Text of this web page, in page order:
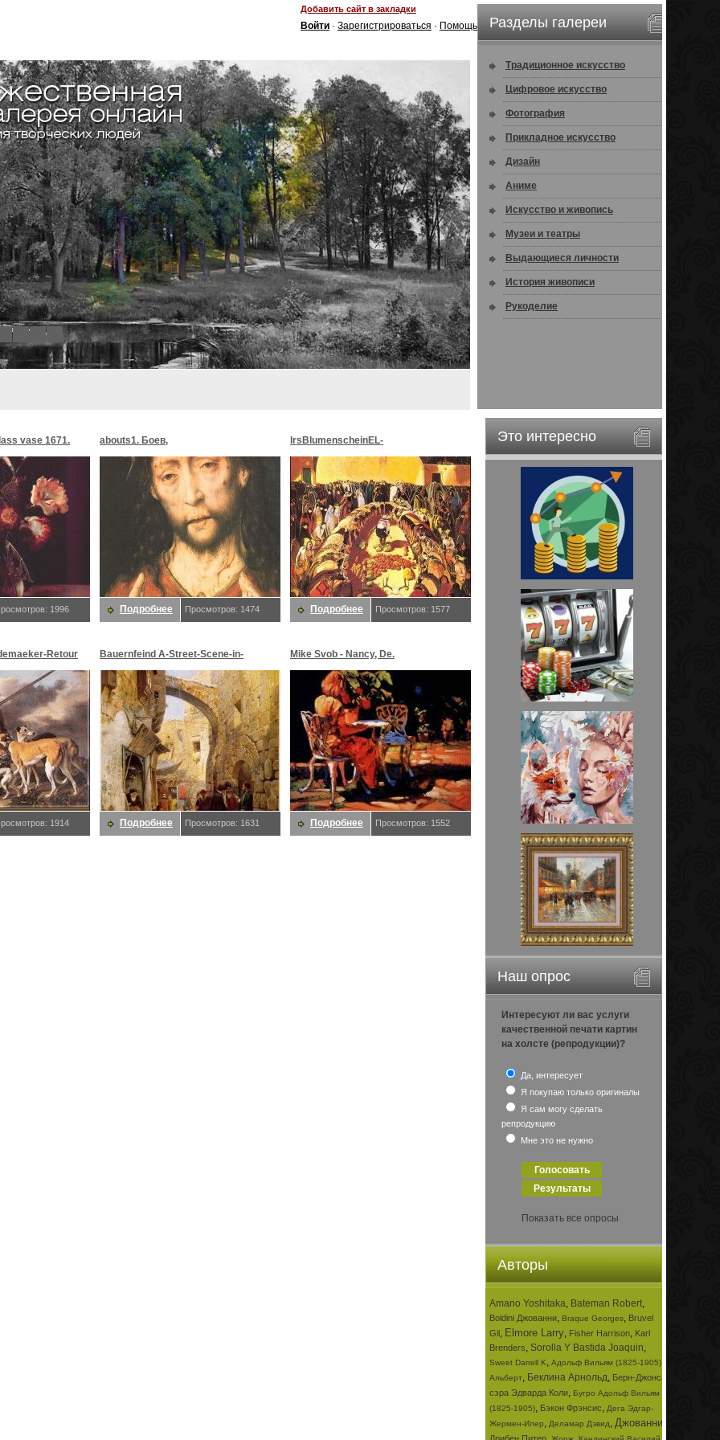
Добавить сайт в закладки
Войти · Зарегистрироваться · Помощь
8
Разделы галереи
Традиционное искусство
Цифровое искусство
Фотография
Прикладное искусство
Дизайн
Аниме
Искусство и живопись
Музеи и театры
Выдающиеся личности
История живописи
Рукоделие
Это интересно
Наш опрос
Интересуют ли вас услуги
качественной печати картин
на холсте (репродукции)?
Да, интересует
Я покупаю только оригиналы
Я сам могу сделать
репродукцию
Мне это не нужно
Показать все опросы
Авторы
Amano Yoshitaka, Bateman Robert,
Boldini Джованни, Braque Georges, Bruvel
Gil, Elmore Larry, Fisher Harrison, Karl
Brenders, Sorolla Y Bastida Joaquin,
Sweet Darrell K, Адольф Вильям (1825-1905)
Альберт, Беклина Арнольд, Берн-Джонса
сэра Эдварда Коли, Бугро Адольф Вильям
(1825-1905), Бэкон Фрэнсис, Дега Эдгар-
Жермен-Илер, Деламар Дэвид, Джованни
vase 1671.
1996
abouts1. Боев,
Подробнее Просмотров: 1474
lrsBlumenscheinEL-
MoonMorningstar&EveStar.
Blumenschein,
Подробнее Просмотров: 1577
Retour
1914
Bauernfeind A-Street-Scene-in-
Jerusalem-sj. Bauernfeind,
Подробнее Просмотров: 1631
Mike Svob - Nancy, De.
Подробнее Просмотров: 1552